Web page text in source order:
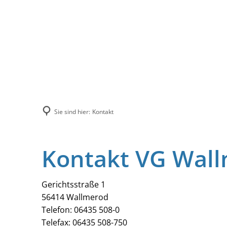
Sie sind hier: Kontakt
Kontakt VG
Gerichtsstraße 1
56414 Wallmerod
Telefon: 06435 508-0
Telefax: 06435 508-750